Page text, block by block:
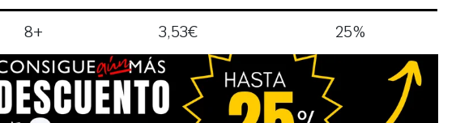
8+ 3,53€ 25%